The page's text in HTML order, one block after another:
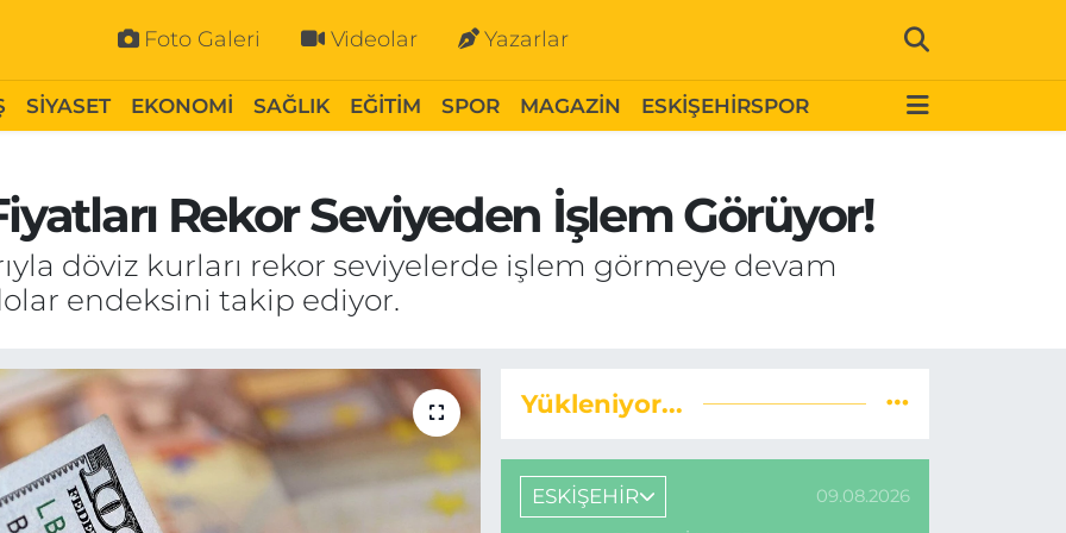
Foto Galeri Videolar Yazarlar
SİYASET EKONOMİ SAĞLIK EĞİTİM SPOR MAGAZİN ESKİŞEHİRSPOR
Rekor Seviyeden İşlem Görüyor!
döviz kurları rekor seviyelerde işlem görmeye devam
endeksini takip ediyor.
Yükleniyor...
ESKİŞEHİR 09.08.2026